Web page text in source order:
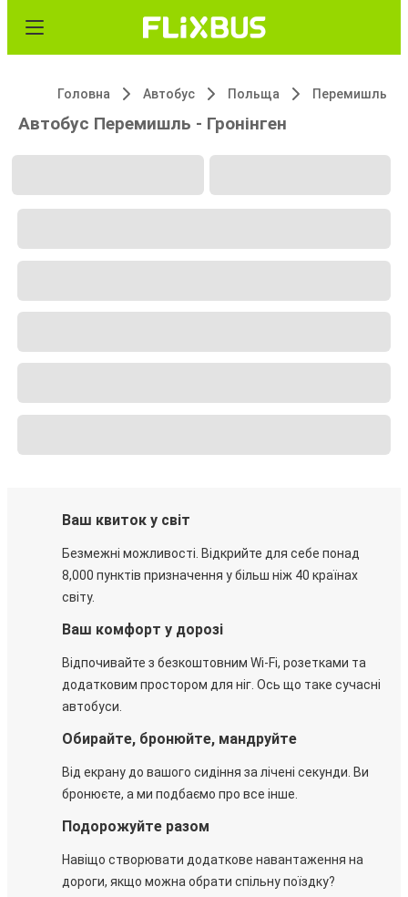
Головна Автобус Польща Перемишль
Автобус Перемишль - Гронінген
Ваш квиток у світ
Безмежні можливості. Відкрийте для себе понад
8,000 пунктів призначення у більш ніж 40 країнах
світу.
Ваш комфорт у дорозі
Відпочивайте з безкоштовним Wi-Fi, розетками та
додатковим простором для ніг. Ось що таке сучасні
автобуси.
Обирайте, бронюйте, мандруйте
Від екрану до вашого сидіння за лічені секунди. Ви
бронюєте, а ми подбаємо про все інше.
Подорожуйте разом
Навіщо створювати додаткове навантаження на
дороги, якщо можна обрати спільну поїздку?